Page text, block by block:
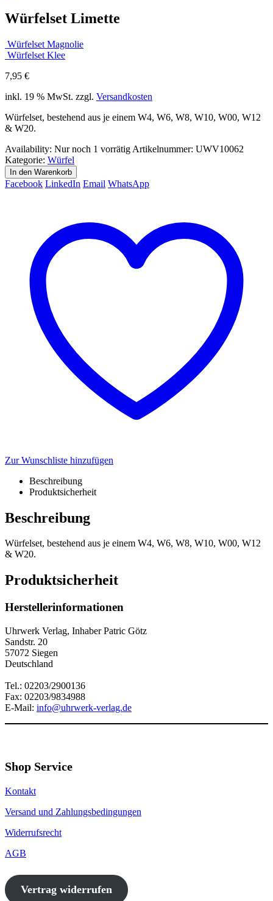
Würfelset Limette
Würfelset Magnolie
Würfelset Klee
7,95 €
inkl. 19 % MwSt. zzgl. Versandkosten
Würfelset, bestehend aus je einem W4, W6, W8, W10, W00, W12
& W20.
Availability: Nur noch 1 vorrätig Artikelnummer: UWV10062
Kategorie: Würfel
In den Warenkorb
Facebook LinkedIn Email WhatsApp
Zur Wunschliste hinzufügen
Beschreibung
Produktsicherheit
Beschreibung
Würfelset, bestehend aus je einem W4, W6, W8, W10, W00, W12
& W20.
Produktsicherheit
Herstellerinformationen
Uhrwerk Verlag, Inhaber Patric Götz
Sandstr. 20
57072 Siegen
Deutschland
Tel.: 02203/2900136
Fax: 02203/9834988
E-Mail: info@uhrwerk-verlag.de
Shop Service
Kontakt
Versand und Zahlungsbedingungen
Widerrufsrecht
AGB
Vertrag widerrufen